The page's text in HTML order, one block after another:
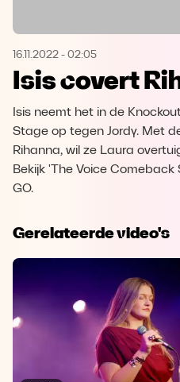
Microsoft Edge
16.11.2022 - 02:05
Isis covert
Isis neemt het in de
Stage op tegen Jordy. Met
Rihanna, wil ze Laura
Bekijk 'The Voice
GO.
Gerelateerde video's